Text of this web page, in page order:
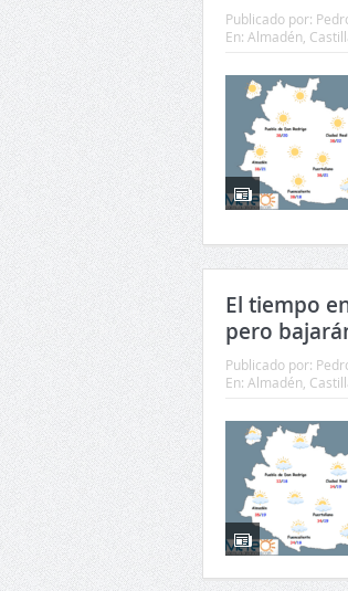
Publicado por:
En: Almadén
El tiempo
pero
Publicado por:
En: Almadén,